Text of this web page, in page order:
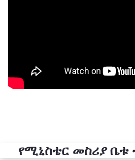
የሚኒስቴር መስሪያ